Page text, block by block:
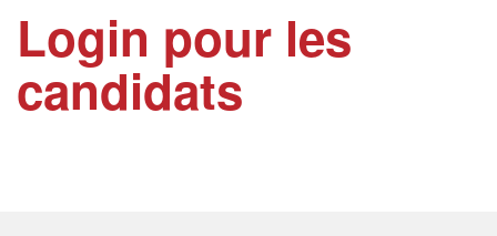
Login pour les
candidats